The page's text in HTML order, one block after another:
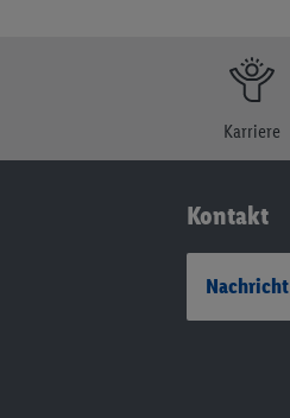
Karriere
Kontakt